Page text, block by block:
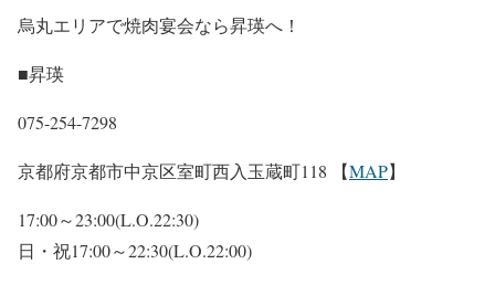
烏丸エリアで焼肉宴会なら昇瑛へ！
■昇瑛
075-254-7298
京都府京都市中京区室町西入玉蔵町118 【MAP】
17:00～23:00(L.O.22:30)
日・祝17:00～22:30(L.O.22:00)